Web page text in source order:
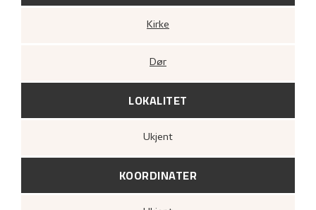
Kirke
Dør
LOKALITET
Ukjent
KOORDINATER